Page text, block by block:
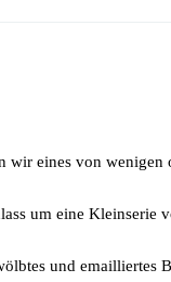
wir eines von
um eine Kleinserie
und emailliertes